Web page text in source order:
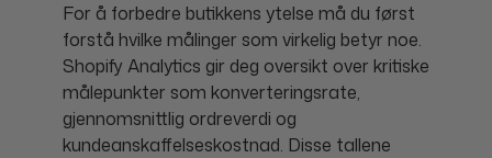
For å forbedre butikkens ytelse må du først
forstå hvilke målinger som virkelig betyr noe.
Shopify Analytics gir deg oversikt over kritiske
målepunkter som konverteringsrate,
gjennomsnittlig ordreverdi og
kundeanskaffelseskostnad. Disse tallene